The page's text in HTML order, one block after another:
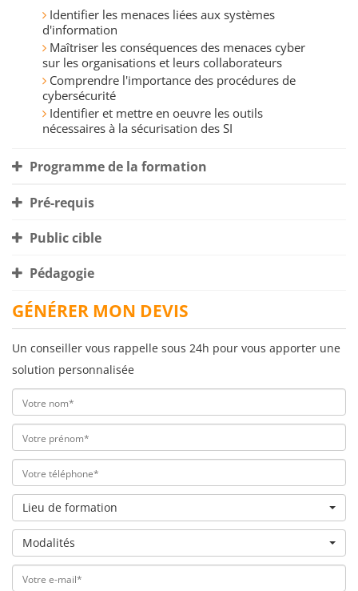
Identifier les menaces liées aux systèmes
d'information
Maîtriser les conséquences des menaces cyber
sur les organisations et leurs collaborateurs
Comprendre l'importance des procédures de
cybersécurité
Identifier et mettre en oeuvre les outils
nécessaires à la sécurisation des SI
Programme de la formation
Pré-requis
Public cible
Pédagogie
GÉNÉRER MON DEVIS
Un conseiller vous rappelle sous 24h pour vous apporter une
solution personnalisée
Lieu de formation
Modalités